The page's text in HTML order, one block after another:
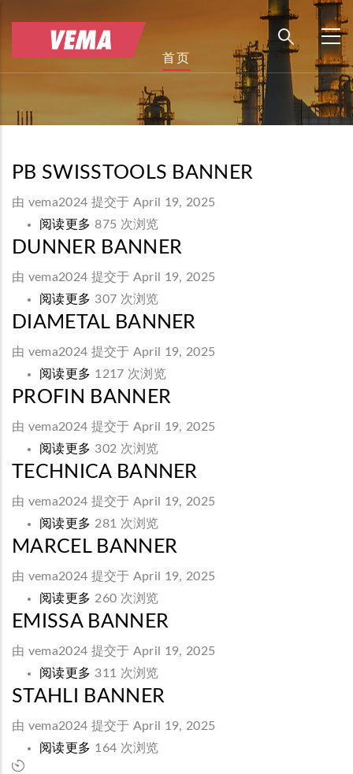
到
主
面
包
屑
首页
PB SWISSTOOLS BANNER
由 vema2024 提交于 April 19, 2025
阅读更多 关
于
PB
SWISSTOOLS
banner
875 次浏览
DUNNER BANNER
由 vema2024 提交于 April 19, 2025
阅读更多 关
于
Dunner
307 次浏览
DIAMETAL BANNER
由 vema2024 提交于 April 19, 2025
阅读更多 关
于
Diametal
Banner
1217 次浏览
PROFIN BANNER
由 vema2024 提交于 April 19, 2025
阅读更多 关
于
Profin
banner
302 次浏览
TECHNICA BANNER
由 vema2024 提交于 April 19, 2025
阅读更多 关
于
Technica
Banner
281 次浏览
MARCEL BANNER
由 vema2024 提交于 April 19, 2025
阅读更多 关
于
Marcel
banner
260 次浏览
EMISSA BANNER
由 vema2024 提交于 April 19, 2025
阅读更多 关
于
EMISSA
banner
311 次浏览
STAHLI BANNER
由 vema2024 提交于 April 19, 2025
阅读更多 关
164 次浏览